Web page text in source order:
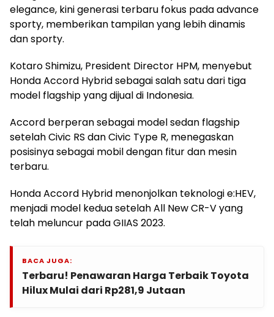
elegance, kini generasi terbaru fokus pada advance
sporty, memberikan tampilan yang lebih dinamis
dan sporty.
Kotaro Shimizu, President Director HPM, menyebut
Honda Accord Hybrid sebagai salah satu dari tiga
model flagship yang dijual di Indonesia.
Accord berperan sebagai model sedan flagship
setelah Civic RS dan Civic Type R, menegaskan
posisinya sebagai mobil dengan fitur dan mesin
terbaru.
Honda Accord Hybrid menonjolkan teknologi e:HEV,
menjadi model kedua setelah All New CR-V yang
telah meluncur pada GIIAS 2023.
BACA JUGA:
Terbaru! Penawaran Harga Terbaik Toyota
Hilux Mulai dari Rp281,9 Jutaan